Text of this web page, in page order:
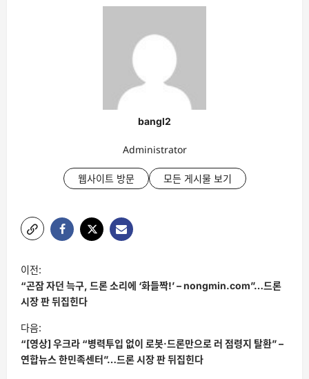
bangl2
Administrator
웹사이트 방문 모든 게시물 보기
글
탐
색
이전:
“곤잠 자던 늑구, 드론 소리에 ‘화들짝!’ – nongmin.com”…드론
시장 판 뒤집힌다
다음:
“[영상] 우크라 “병력투입 없이 로봇·드론만으로 러 점령지 탈환” –
연합뉴스 한민족센터”…드론 시장 판 뒤집힌다